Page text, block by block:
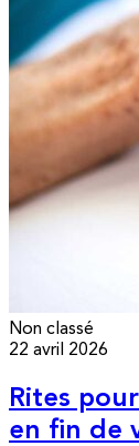
Non classé
22 avril 2026
Rites
en fin de